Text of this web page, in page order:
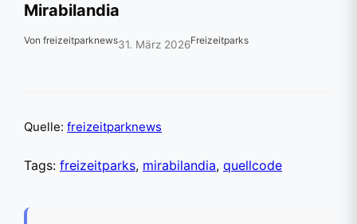
Mirabilandia
Von freizeitparknews31. März 2026Freizeitparks
Quelle: freizeitparknews
Tags: freizeitparks, mirabilandia, quellcode